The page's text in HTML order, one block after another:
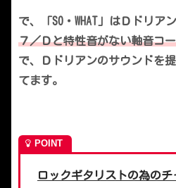
で、「SO・WHAT」はＤドリア
７／Ｄと特性音がない軸音コ
で、Ｄドリアンのサウンドを
てます。
ロックギタリストの為の